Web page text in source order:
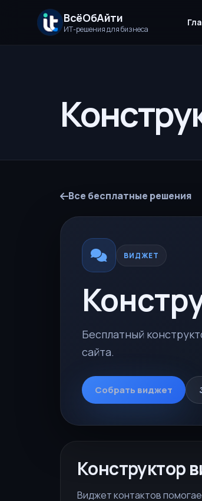
ВсёОбАйти
ИТ-решения для бизнеса
Все бесплатные решения
ВИДЖЕТ
Бесплатный
сайта.
Собрать виджет
Конструктор
Виджет контактов